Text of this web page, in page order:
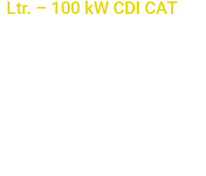
– 100 kW CDI CAT